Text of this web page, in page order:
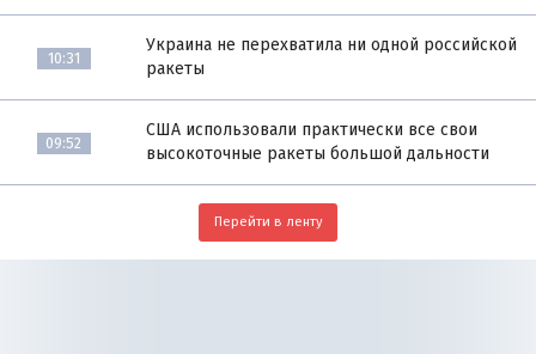
10:31
Украина не перехватила ни одной российской
ракеты
09:52
США использовали практически все свои
высокоточные ракеты большой дальности
Перейти в ленту